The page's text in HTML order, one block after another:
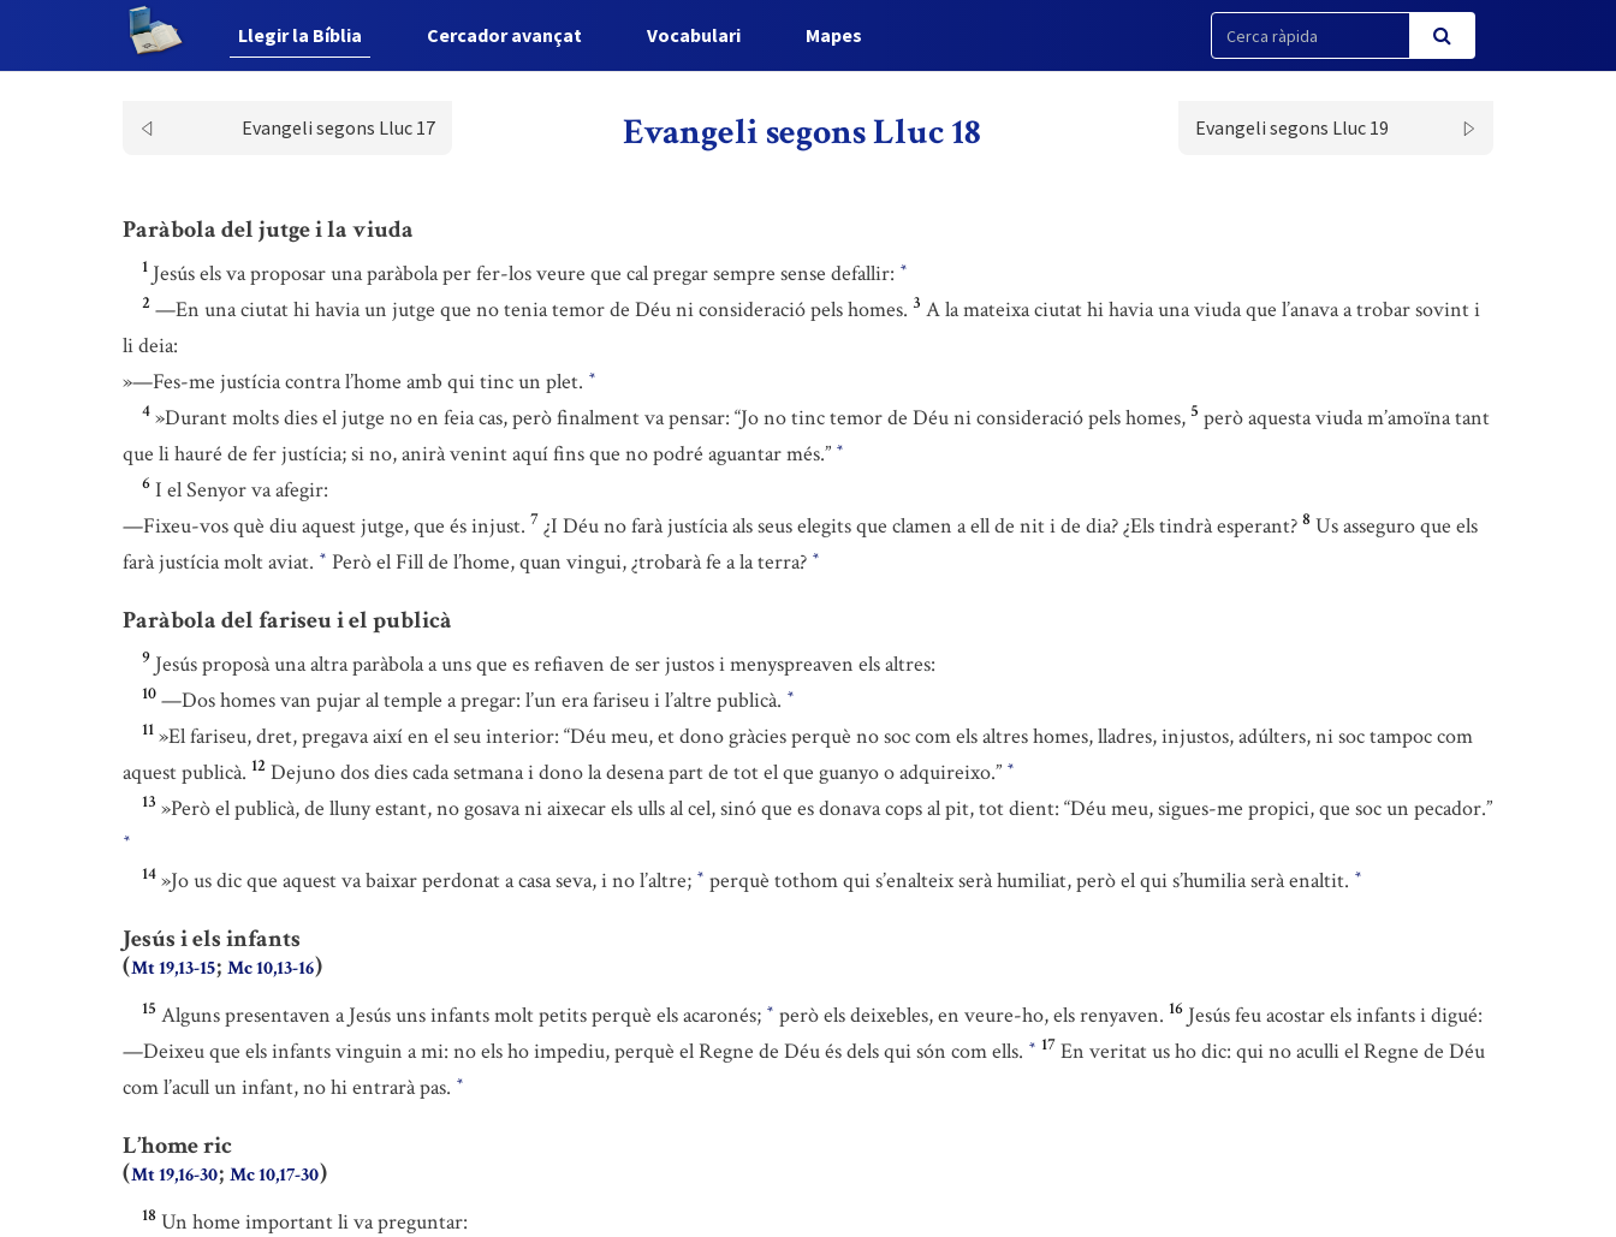
Llegir la Bíblia Cercador avançat Vocabulari Mapes
Evangeli segons Lluc 17 Evangeli segons Lluc 18 Evangeli segons Lluc 19
Paràbola del jutge i la viuda
1 Jesús els va proposar una paràbola per fer-los veure que cal pregar sempre sense defallir: *
2 —En una ciutat hi havia un jutge que no tenia temor de Déu ni consideració pels homes. 3 A la mateixa ciutat hi havia una viuda que l’anava a trobar sovint i
li deia:
»—Fes-me justícia contra l’home amb qui tinc un plet. *
4 »Durant molts dies el jutge no en feia cas, però finalment va pensar: “Jo no tinc temor de Déu ni consideració pels homes, 5 però aquesta viuda m’amoïna tant
que li hauré de fer justícia; si no, anirà venint aquí fins que no podré aguantar més.” *
6 I el Senyor va afegir:
—Fixeu-vos què diu aquest jutge, que és injust. 7 ¿I Déu no farà justícia als seus elegits que clamen a ell de nit i de dia? ¿Els tindrà esperant? 8 Us asseguro que els
farà justícia molt aviat. * Però el Fill de l’home, quan vingui, ¿trobarà fe a la terra? *
Paràbola del fariseu i el publicà
9 Jesús proposà una altra paràbola a uns que es refiaven de ser justos i menyspreaven els altres:
10 —Dos homes van pujar al temple a pregar: l’un era fariseu i l’altre publicà. *
11 »El fariseu, dret, pregava així en el seu interior: “Déu meu, et dono gràcies perquè no soc com els altres homes, lladres, injustos, adúlters, ni soc tampoc com
aquest publicà. 12 Dejuno dos dies cada setmana i dono la desena part de tot el que guanyo o adquireixo.” *
13 »Però el publicà, de lluny estant, no gosava ni aixecar els ulls al cel, sinó que es donava cops al pit, tot dient: “Déu meu, sigues-me propici, que soc un pecador.”
*
14 »Jo us dic que aquest va baixar perdonat a casa seva, i no l’altre; * perquè tothom qui s’enalteix serà humiliat, però el qui s’humilia serà enaltit. *
Jesús i els infants
(Mt 19,13-15; Mc 10,13-16)
15 Alguns presentaven a Jesús uns infants molt petits perquè els acaronés; * però els deixebles, en veure-ho, els renyaven. 16 Jesús feu acostar els infants i digué:
—Deixeu que els infants vinguin a mi: no els ho impediu, perquè el Regne de Déu és dels qui són com ells. * 17 En veritat us ho dic: qui no aculli el Regne de Déu
com l’acull un infant, no hi entrarà pas. *
L’home ric
(Mt 19,16-30; Mc 10,17-30)
18 Un home important li va preguntar: